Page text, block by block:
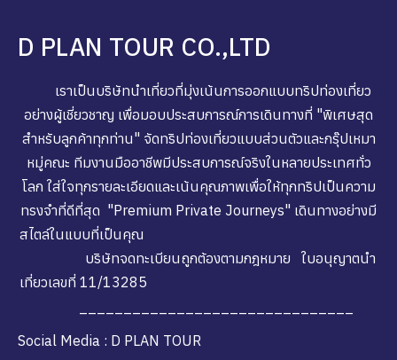
D PLAN TOUR CO.,LTD
เราเป็นบริษัทนำเที่ยวที่มุ่งเน้นการออกแบบทริปท่องเที่ยว
อย่างผู้เชี่ยวชาญ เพื่อมอบประสบการณ์การเดินทางที่ "พิเศษสุด
สำหรับลูกค้าทุกท่าน" จัดทริปท่องเที่ยวแบบส่วนตัวและกรุ๊ปเหมา
หมู่คณะ ทีมงานมืออาชีพมีประสบการณ์จริงในหลายประเทศทั่ว
โลก ใส่ใจทุกรายละเอียดและเน้นคุณภาพเพื่อให้ทุกทริปเป็นความ
ทรงจำที่ดีที่สุด "Premium Private Journeys" เดินทางอย่างมี
สไตล์ในแบบที่เป็นคุณ
บริษัทจดทะเบียนถูกต้องตามกฎหมาย ใบอนุญาตนำ
เที่ยวเลขที่ 11/13285
Social Media : D PLAN TOUR